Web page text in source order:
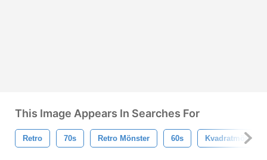
This Image Appears In Searches For
Retro 70s Retro Mönster 60s Kvadratmönster